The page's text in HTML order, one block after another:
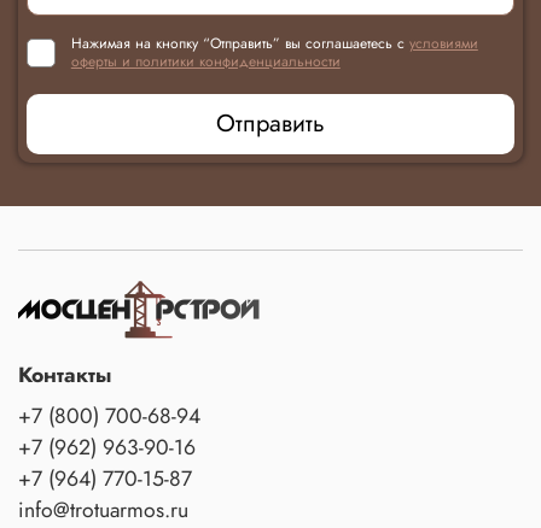
Нажимая на кнопку “Отправить” вы соглашаетесь с условиями
оферты и политики конфиденциальности
Отправить
Контакты
+7 (800) 700-68-94
+7 (962) 963-90-16
+7 (964) 770-15-87
info@trotuarmos.ru